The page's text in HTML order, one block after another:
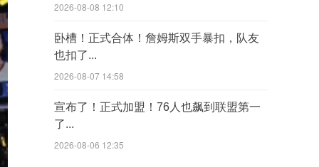
2026-08-08 12:10
卧槽！正式合体！詹姆斯双手暴扣，队友
也扣了...
2026-08-07 14:58
宣布了！正式加盟！76人也飙到联盟第一
了...
2026-08-06 12:35